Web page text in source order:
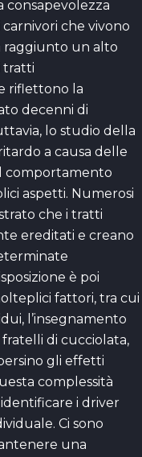
consapevolezza
che vivono
raggiunto un alto
tratti
riflettono la
decenni di
lo studio della
a causa delle
comportamento
aspetti. Numerosi
che i tratti
ereditati e creano
è poi
fattori, tra cui
l’insegnamento
di cucciolata,
persino gli effetti
complessità
identificare i driver
Ci sono
una